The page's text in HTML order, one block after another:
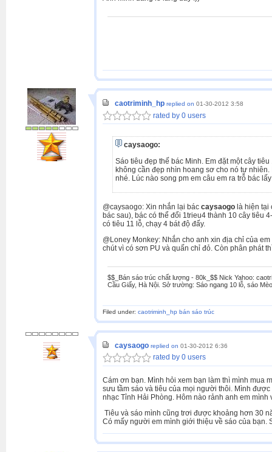
caotriminh_hp replied on 01-30-2012 3:58
rated by 0 users
caysaogo:
Sáo tiêu đẹp thế bác Minh. Em đặt một cây
không cần đẹp nhìn hoang sơ cho nó tự
nhé. Lúc nào song pm em câu em ra trỗ bác
@caysaogo: Xin nhắn lại bác caysaogo là hiện tại
bác sau), bác có thể đổi 1trieu4 thành 10 cây tiêu
có tiêu 11 lỗ, chạy 4 bát độ đấy.
@Loney Monkey: Nhắn cho anh xin địa chỉ của
chút vì có sơn PU và quấn chỉ đỏ. Còn phân phát
$$_Bán sáo trúc chất lượng - 80k_$$ Nick Yahoo:
Cầu Giấy, Hà Nội. Sở trường: Sáo ngang 10 lỗ, sáo
Filed under: caotriminh_hp bán sáo trúc
caysaogo replied on 01-30-2012 6:36
rated by 0 users
Cám ơn bạn. Mình hỏi xem bạn làm thì mình mua
sưu tầm sáo và tiêu của mọi người thôi. Mình
nhạc Tỉnh Hải Phòng. Hôm nào rảnh anh em
Tiêu và sáo mình cũng trơi được khoảng hơn 30
Có mấy người em mình giới thiệu về sáo của bạn.